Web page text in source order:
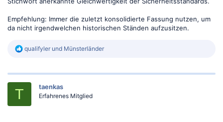
Empfehlung: Immer die zuletzt konsolidierte Fassung nutzen, um
da nicht irgendwelchen historischen Ständen aufzusitzen.
R
k
qualifyler und Münsterländer
T taenkas
Erfahrenes Mitglied